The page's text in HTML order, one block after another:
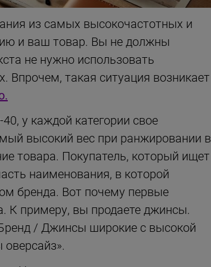
из самых высокочастотных и
и ваш товар. Вы не должны
не нужно использовать
Впрочем, такая ситуация возникает
у каждой категории свое
высокий вес при ранжировании в
товара. Покупатель, который ищет
наименования, в которой
бренда. Вот почему первые
примеру, вы продаете джинсы.
/ Джинсы широкие с высокой